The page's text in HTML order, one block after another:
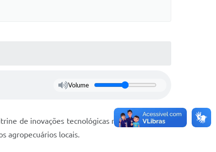
Volume
de inovações tecnológicas no setor agrícola.
agropecuários locais.